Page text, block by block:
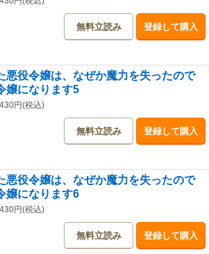
無料立読み 登録して購入
悪役令嬢は、なぜか魔力を失ったので
嬢になります5
円(税込)
無料立読み 登録して購入
悪役令嬢は、なぜか魔力を失ったので
嬢になります6
円(税込)
無料立読み 登録して購入